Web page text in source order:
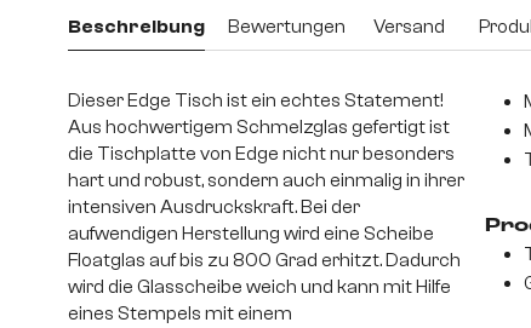
Beschreibung Bewertungen Versand
Dieser Edge Tisch ist ein echtes Statement!
Aus hochwertigem Schmelzglas gefertigt ist
die Tischplatte von Edge nicht nur besonders
hart und robust, sondern auch einmalig in ihrer
intensiven Ausdruckskraft. Bei der
aufwendigen Herstellung wird eine Scheibe
Floatglas auf bis zu 800 Grad erhitzt. Dadurch
wird die Glasscheibe weich und kann mit Hilfe
eines Stempels mit einem